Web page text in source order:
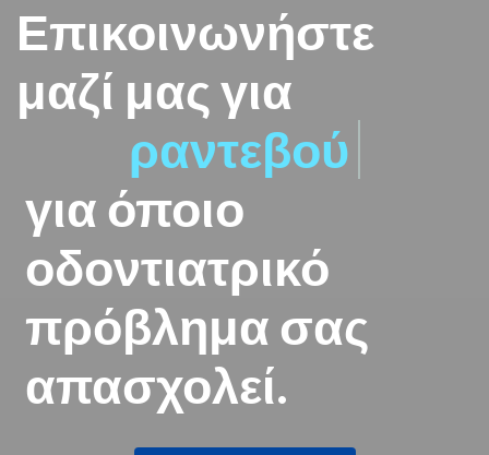
Επικοινωνήστε
μαζί μας για
ραντεβού
για όποιο
οδοντιατρικό
πρόβλημα σας
απασχολεί.